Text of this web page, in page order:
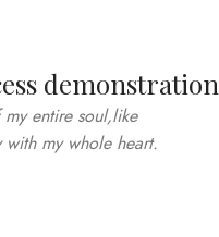
demonstration
entire soul,like
my whole heart.